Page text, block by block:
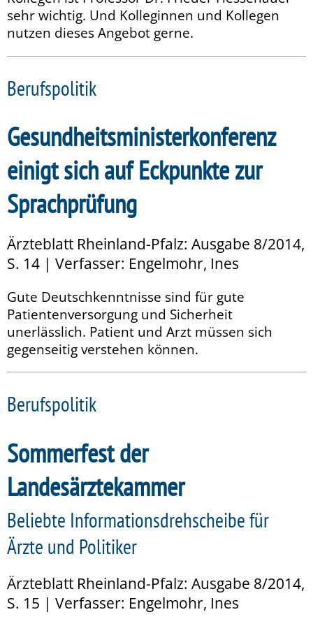
sehr wichtig. Und Kolleginnen und Kollegen
nutzen dieses Angebot gerne.
Berufspolitik
Gesundheitsministerkonferenz
einigt sich auf Eckpunkte zur
Sprachprüfung
Ärzteblatt Rheinland-Pfalz: Ausgabe 8/2014,
S. 14 | Verfasser: Engelmohr, Ines
Gute Deutschkenntnisse sind für gute
Patientenversorgung und Sicherheit
unerlässlich. Patient und Arzt müssen sich
gegenseitig verstehen können.
Berufspolitik
Sommerfest der
Landesärztekammer
Beliebte Informationsdrehscheibe für
Ärzte und Politiker
Ärzteblatt Rheinland-Pfalz: Ausgabe 8/2014,
S. 15 | Verfasser: Engelmohr, Ines